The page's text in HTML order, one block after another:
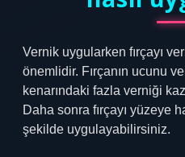
Vernik uygularken fırçayı
önemlidir. Fırçanın ucunu
kenarındaki fazla verniği
Daha sonra fırçayı yüzeye
şekilde uygulayabilirsiniz.